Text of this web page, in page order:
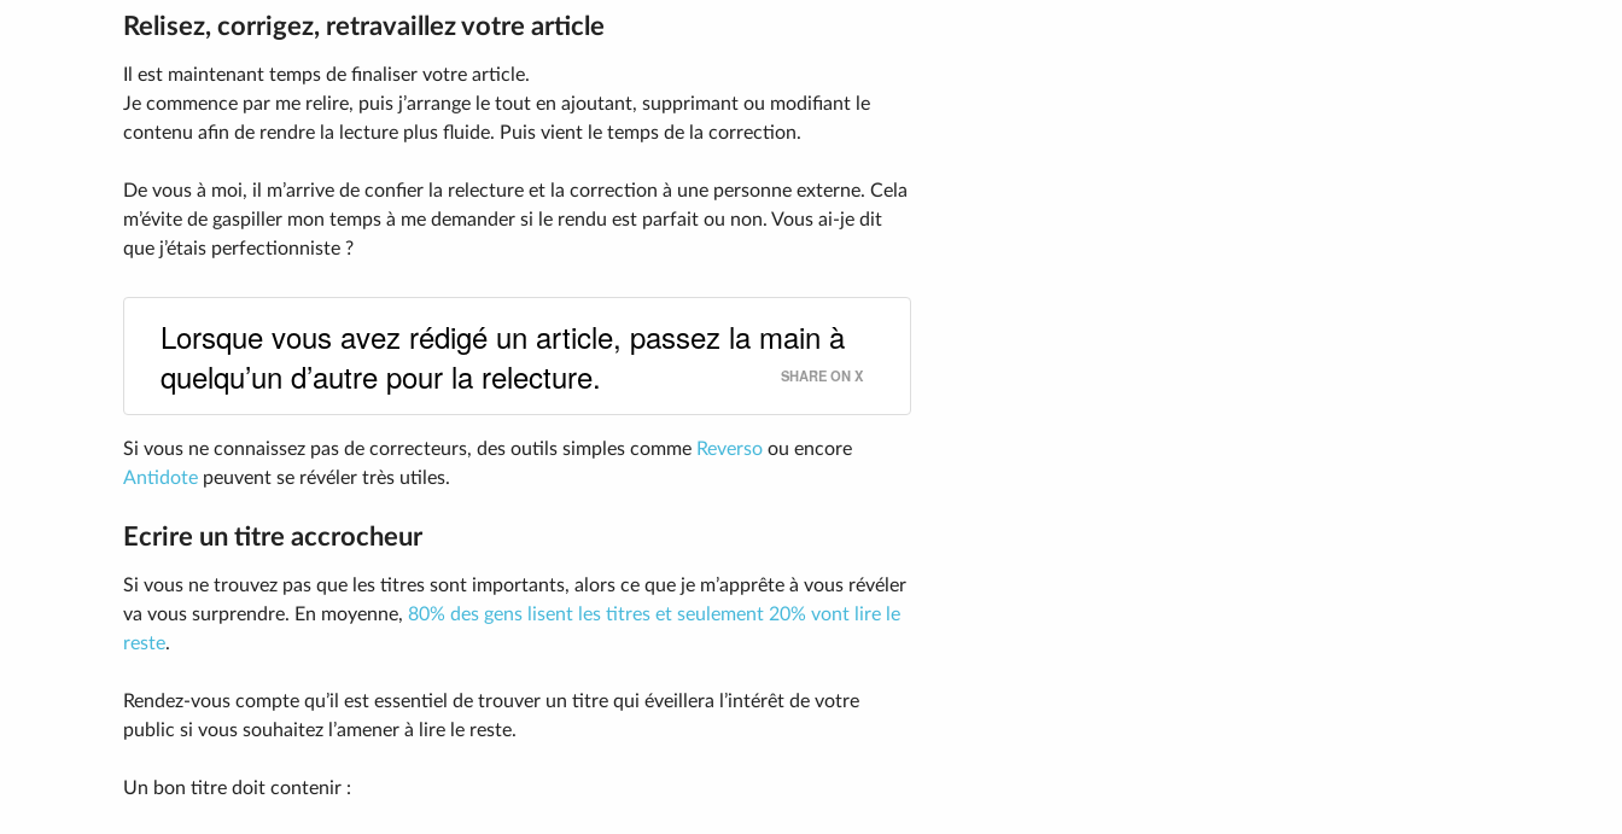
Relisez, corrigez, retravaillez votre article
Il est maintenant temps de finaliser votre article.
Je commence par me relire, puis j’arrange le tout en ajoutant, supprimant ou modifiant le
contenu afin de rendre la lecture plus fluide. Puis vient le temps de la correction.
De vous à moi, il m’arrive de confier la relecture et la correction à une personne externe. Cela
m’évite de gaspiller mon temps à me demander si le rendu est parfait ou non. Vous ai-je dit
que j’étais perfectionniste ?
Lorsque vous avez rédigé un article, passez la main à
quelqu’un d’autre pour la relecture.
SHARE ON X
Si vous ne connaissez pas de correcteurs, des outils simples comme Reverso ou encore
Antidote peuvent se révéler très utiles.
Ecrire un titre accrocheur
Si vous ne trouvez pas que les titres sont importants, alors ce que je m’apprête à vous révéler
va vous surprendre. En moyenne, 80% des gens lisent les titres et seulement 20% vont lire le
reste.
Rendez-vous compte qu’il est essentiel de trouver un titre qui éveillera l’intérêt de votre
public si vous souhaitez l’amener à lire le reste.
Un bon titre doit contenir :